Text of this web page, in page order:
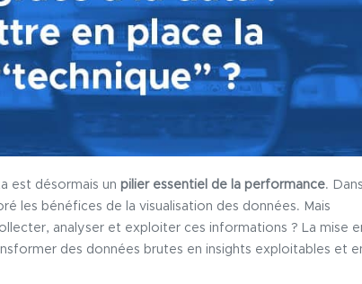
est désormais un pilier essentiel de la performance. Dans
les bénéfices de la visualisation des données. Mais
analyser et exploiter ces informations ? La mise
des données brutes en insights exploitables et